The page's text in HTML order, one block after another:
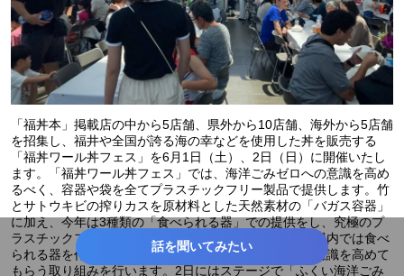
「福丼本」掲載店の中から5店舗、県外から10店舗、海外から5店舗
を招集し、福井や全国が誇る海の幸などを使用した丼を販売する
「福丼ワール丼フェス」を6月1日（土）、2日（日）に開催いたし
ます。「福丼ワール丼フェス」では、海洋ごみゼロへの意識を高め
るべく、容器や袋を全てプラスチックフリー製品で提供します。竹
とサトウキビの搾りカスを原材料とした天然素材の「バガス容器」
に加え、今年は3種類の「食べられる器」での提供をし、究極のプ
ラスチックフリー食イベントを目指します。また、会場内では食べ
られる器を作る体験ブースも設け、海洋ごみ削減への意識を高めて
もらう取り組みを行います。2日にはステージで「ふくい海洋ごみ
話を聞いてみたい